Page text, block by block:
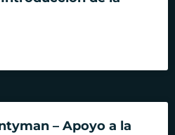
– Apoyo a la